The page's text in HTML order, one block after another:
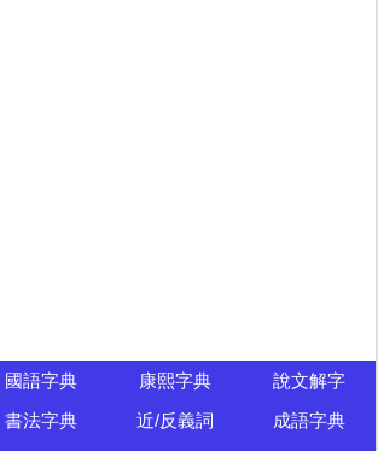
國語字典 康熙字典
說文解字
書法字典 近/反義詞
成語字典